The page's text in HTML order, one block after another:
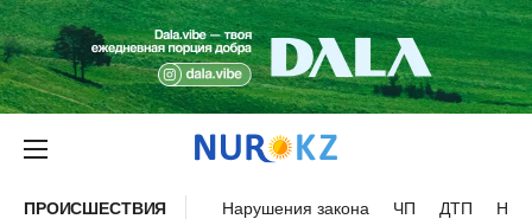
ПРОИСШЕСТВИЯ Нарушения закона ЧП ДТП